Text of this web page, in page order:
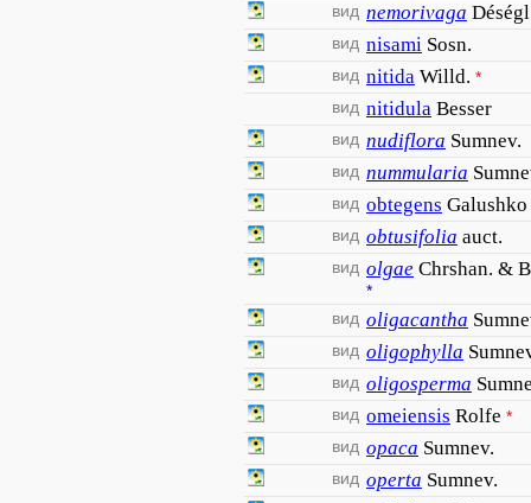
вид nemorivaga
вид nisami Sosn.
вид nitida Willd. *
вид nitidula Besser
вид nudiflora Sumnev.
вид nummularia
вид obtegens Galushko
вид obtusifolia auct.
вид olgae Chrshan. &
*
вид oligacantha
вид oligophylla
вид oligosperma
вид omeiensis Rolfe *
вид opaca Sumnev.
вид operta Sumnev.